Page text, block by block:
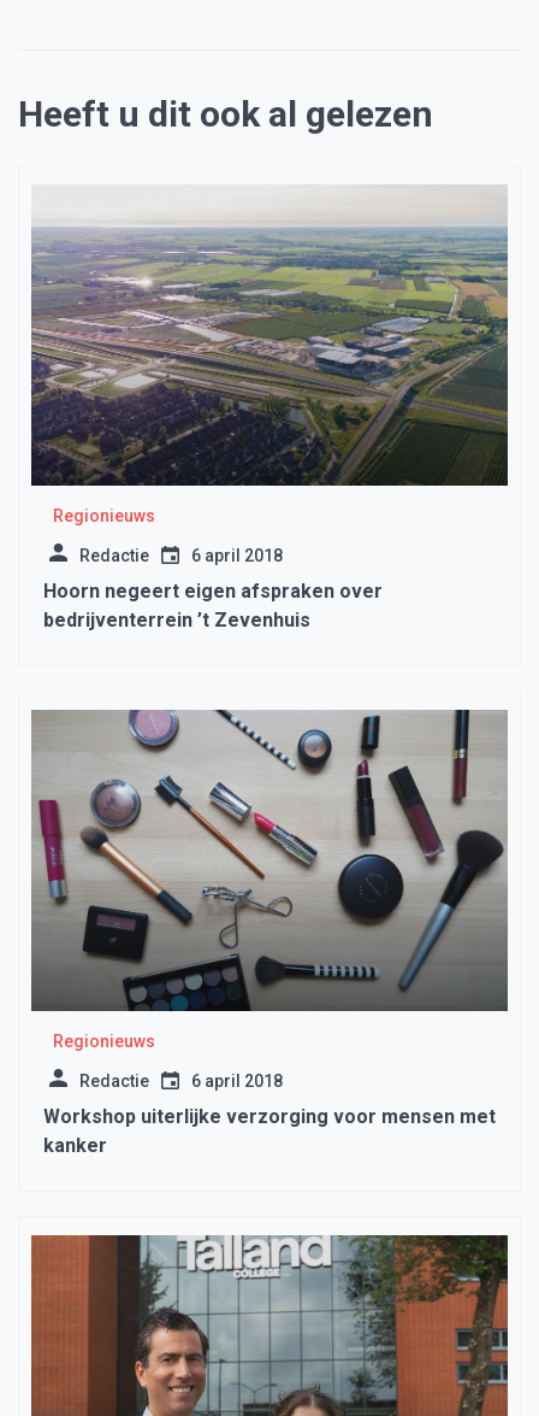
Heeft u dit ook al gelezen
Regionieuws
Redactie 6 april 2018
Hoorn negeert eigen afspraken over
bedrijventerrein ’t Zevenhuis
Regionieuws
Redactie 6 april 2018
Workshop uiterlijke verzorging voor mensen met
kanker